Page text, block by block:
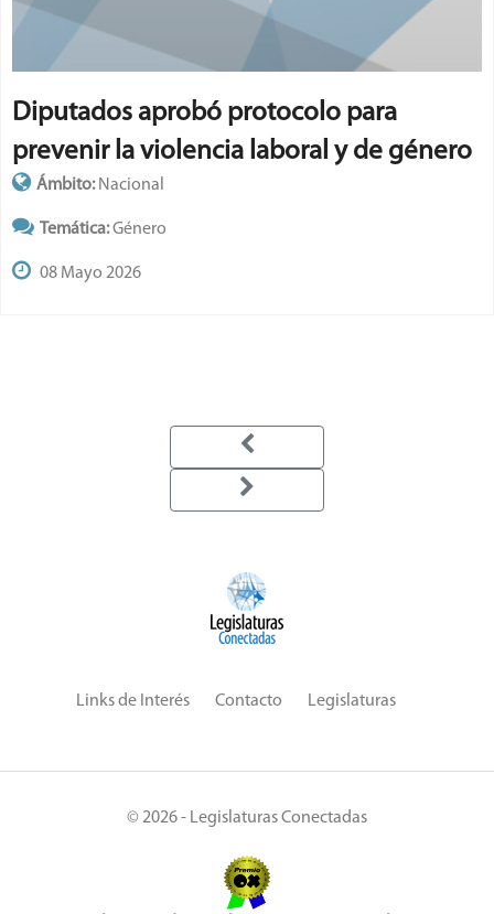
Diputados aprobó protocolo para
prevenir la violencia laboral y de género
Ámbito:Nacional
Temática:Género
08 Mayo 2026
Links de Interés Contacto Legislaturas
© 2026 - Legislaturas Conectadas